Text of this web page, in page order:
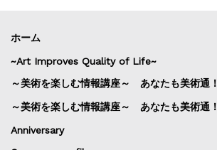
ホーム
~Art Improves Quality of Life~
～美術を楽しむ情報講座～ あなたも美術通！
～美術を楽しむ情報講座～ あなたも美術通！
Anniversary